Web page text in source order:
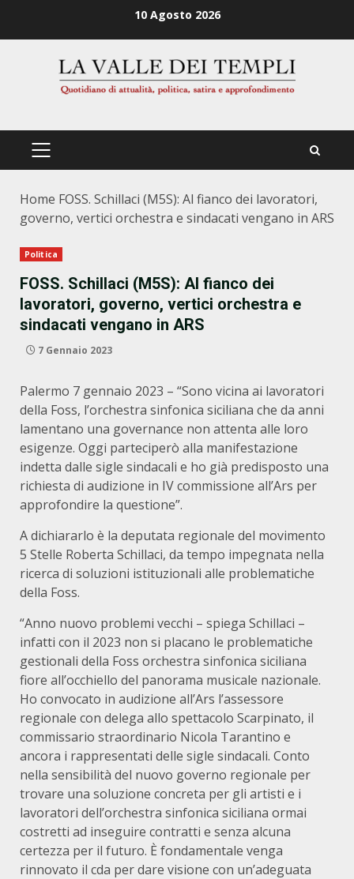
10 Agosto 2026
PRIMÄRES
Home FOSS. Schillaci (M5S): Al fianco dei lavoratori,
governo, vertici orchestra e sindacati vengano in ARS
Politica
FOSS. Schillaci (M5S): Al fianco dei
lavoratori, governo, vertici orchestra e
sindacati vengano in ARS
7 Gennaio 2023
Palermo 7 gennaio 2023 – “Sono vicina ai lavoratori
della Foss, l’orchestra sinfonica siciliana che da anni
lamentano una governance non attenta alle loro
esigenze. Oggi parteciperò alla manifestazione
indetta dalle sigle sindacali e ho già predisposto una
richiesta di audizione in IV commissione all’Ars per
approfondire la questione”.
A dichiararlo è la deputata regionale del movimento
5 Stelle Roberta Schillaci, da tempo impegnata nella
ricerca di soluzioni istituzionali alle problematiche
della Foss.
“Anno nuovo problemi vecchi – spiega Schillaci –
infatti con il 2023 non si placano le problematiche
gestionali della Foss orchestra sinfonica siciliana
fiore all’occhiello del panorama musicale nazionale.
Ho convocato in audizione all’Ars l’assessore
regionale con delega allo spettacolo Scarpinato, il
commissario straordinario Nicola Tarantino e
ancora i rappresentati delle sigle sindacali. Conto
nella sensibilità del nuovo governo regionale per
trovare una soluzione concreta per gli artisti e i
lavoratori dell’orchestra sinfonica siciliana ormai
costretti ad inseguire contratti e senza alcuna
certezza per il futuro. È fondamentale venga
rinnovato il cda per dare visione con un’adeguata